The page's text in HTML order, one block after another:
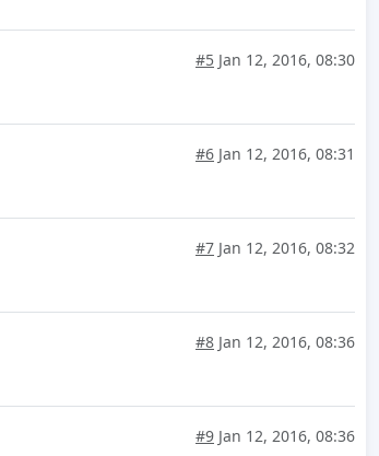
#5 Jan 12, 2016, 08:30
#6 Jan 12, 2016, 08:31
#7 Jan 12, 2016, 08:32
#8 Jan 12, 2016, 08:36
#9 Jan 12, 2016, 08:36